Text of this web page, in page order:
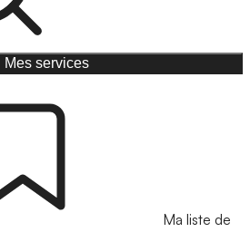
Mes services
Ma liste de